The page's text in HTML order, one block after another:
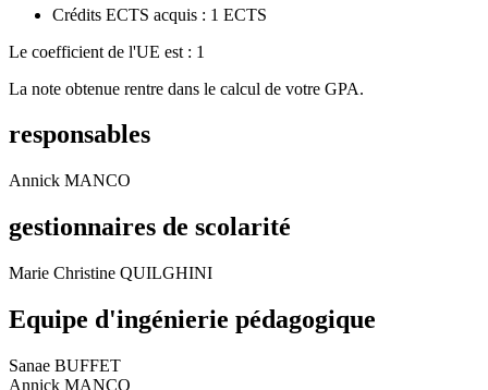
Crédits ECTS acquis : 1 ECTS
Le coefficient de l'UE est : 1
La note obtenue rentre dans le calcul de votre GPA.
responsables
Annick MANCO
gestionnaires de scolarité
Marie Christine QUILGHINI
Equipe d'ingénierie pédagogique
Sanae BUFFET
Annick MANCO